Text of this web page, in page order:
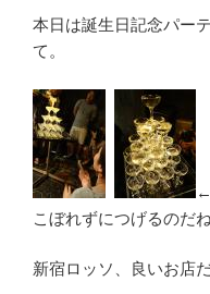
本日は誕生日記念パー
て。
こぼれずにつげるのだね
新宿ロッソ、良いお店だ